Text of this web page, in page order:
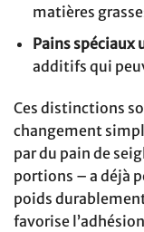
matières
Pains
additifs qui
Ces distinctions
changement
par du pain de
portions – a déjà
poids
favorise